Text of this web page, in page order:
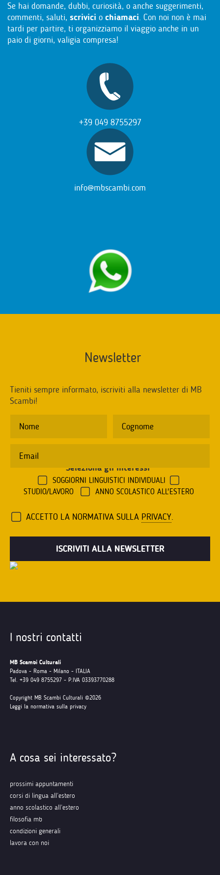
Se hai domande, dubbi, curiosità, o anche suggerimenti,
commenti, saluti, scrivici o chiamaci. Con noi non è mai
tardi per partire, ti organizziamo il viaggio anche in un
paio di giorni, valigia compresa!
+39 049 8755297
info@mbscambi.com
Newsletter
Tieniti sempre informato, iscriviti alla newsletter di MB
Scambi!
Seleziona gli interessi
SOGGIORNI LINGUISTICI INDIVIDUALI
STUDIO/LAVORO
ANNO SCOLASTICO ALL'ESTERO
ACCETTO LA NORMATIVA SULLA PRIVACY.
I nostri contatti
MB Scambi Culturali
Padova - Roma - Milano - ITALIA
Tel. +39 049 8755297 - P.IVA 03393770288
Copyright MB Scambi Culturali ©2026
Leggi la normativa sulla privacy
A cosa sei interessato?
prossimi appuntamenti
corsi di lingua all’estero
anno scolastico all’estero
filosofia mb
condizioni generali
lavora con noi